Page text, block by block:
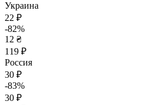
Украина
22 ₽
-82%
12 ₴
119 ₽
Россия
30 ₽
-83%
30 ₽